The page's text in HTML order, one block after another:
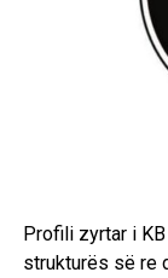
Profili zyrtar i
strukturës së re